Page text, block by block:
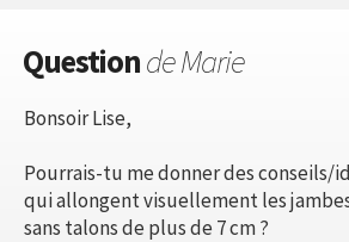
Questionde Marie
Bonsoir Lise,
Pourrais-tu me donner des conseils/
qui allongent visuellement les
sans talons de plus de 7 cm ?